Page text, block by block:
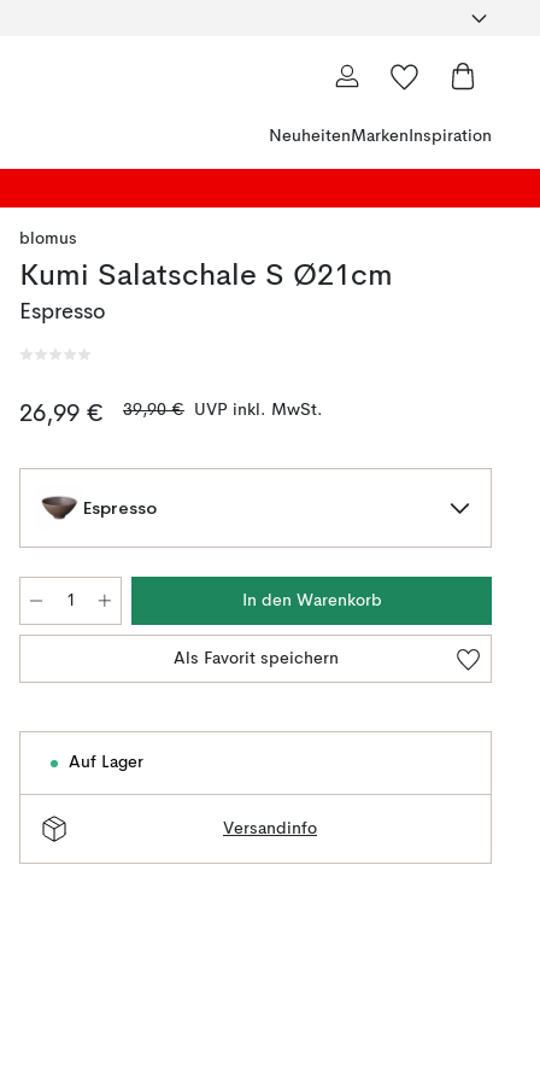
NeuheitenMarken Inspiration
blomus
Kumi Salatschale S Ø21cm
Espresso
26,99 € 39,90 € UVP inkl. MwSt.
Espresso
In den Warenkorb
Als Favorit speichern
Auf Lager
Versandinfo